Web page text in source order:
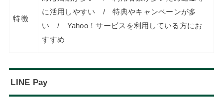
特徴
に活用しやすい / 特典やキャンペーンが多
い / Yahoo！サービスを利用している方にお
すすめ
LINE Pay